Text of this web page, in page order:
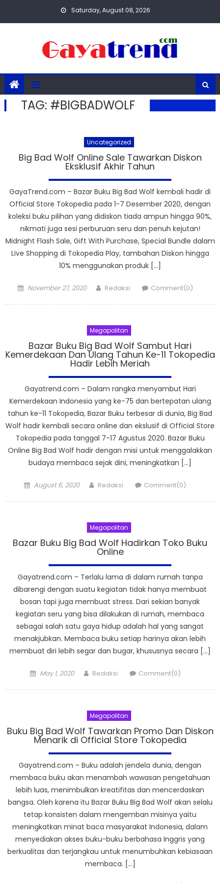
Saturday, August 08, 2026
TAG: #BIGBADWOLF
Uncategorized
Big Bad Wolf Online Sale Tawarkan Diskon
Eksklusif Akhir Tahun
GayaTrend.com – Bazar Buku Big Bad Wolf kembali hadir di
Official Store Tokopedia pada 1-7 Desember 2020, dengan
koleksi buku pilihan yang didiskon tiada ampun hingga 90%,
nikmati juga sesi perburuan seru dan penuh kejutan!
Midnight Flash Sale, Gift With Purchase, Special Bundle dalam
Live Shopping di Tokopedia Play, tambahan Diskon hingga
10% menggunakan produk […]
Posted
November 27, 2020 Author
Redaksi Comment(0)
Megapolitan
Bazar Buku Big Bad Wolf Sambut Hari
Kemerdekaan Dan Ulang Tahun Ke-11 Tokopedia
Hadir Lebih Meriah
Gayatrend.com – Dalam rangka menyambut Hari
Kemerdekaan Indonesia yang ke-75 dan bertepatan ulang
tahun ke-11 Tokopedia, Bazar Buku terbesar di dunia, Big Bad
Wolf hadir kembali secara online dan ekslusif di Official Store
Tokopedia pada tanggal 7-17 Agustus 2020. Bazar Buku
Online Big Bad Wolf hadir dengan misi untuk menggalakkan
budaya membaca sejak dini, meningkatkan […]
Posted
August 6, 2020 Author
Redaksi Comment(0)
Megapolitan
Bazar Buku Big Bad Wolf Hadirkan Toko Buku
Online
Gayatrend.com – Terlalu lama di dalam rumah tanpa
dibarengi dengan suatu kegiatan tidak hanya membuat
bosan tapi juga membuat stress. Dari sekian banyak
kegiatan seru yang bisa dilakukan di rumah, membaca
sebagai salah satu gaya hidup adalah hal yang sangat
menakjubkan. Membaca buku setiap harinya akan lebih
membuat diri lebih segar dan bugar, khususnya secara […]
Posted
May 1, 2020 Author
Redaksi Comment(0)
Megapolitan
Buku Big Bad Wolf Tawarkan Promo Dan Diskon
Menarik di Official Store Tokopedia
Gayatrend.com – Buku adalah jendela dunia, dengan
membaca buku akan menambah wawasan pengetahuan
lebih luas, menimbulkan kreatifitas dan mencerdaskan
bangsa. Oleh karena itu Bazar Buku Big Bad Wolf akan selalu
tetap konsisten dalam mengemban misinya yaitu
meningkatkan minat baca masyarakat Indonesia, dalam
menyediakan akses buku-buku berbahasa Inggris yang
berkualitas dan terjangkau untuk menumbuhkan kebiasaan
membaca. […]